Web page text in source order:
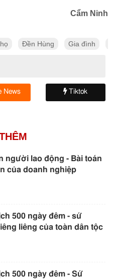
Cẩm Ninh
Đền Hùng Gia đình
News Tiktok
người lao động - Bài toán
của doanh nghiệp
500 ngày đêm - sứ
liêng của toàn dân tộc
500 ngày đêm - Sứ